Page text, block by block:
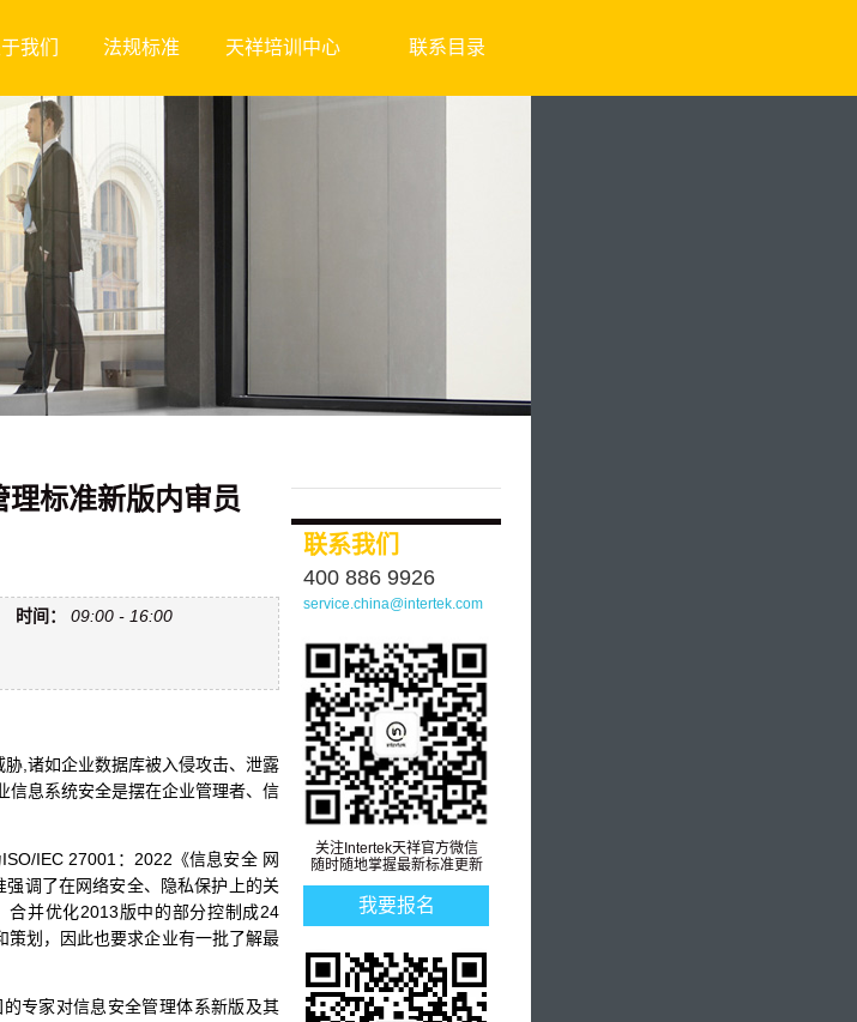
我们 法规标准 天祥培训中心 联系目录
标准新版内审员
时间： 09:00 - 16:00
,诸如企业数据库被入侵攻击、泄露
信息系统安全是摆在企业管理者、信
IEC 27001：2022《信息安全 网
调了在网络安全、隐私保护上的关
合并优化2013版中的部分控制成24
划，因此也要求企业有一批了解最
专家对信息安全管理体系新版及其
联系我们
400 886 9926
service.china@intertek.com
关注Intertek天祥官方微信
随时随地掌握最新标准更新
我要报名